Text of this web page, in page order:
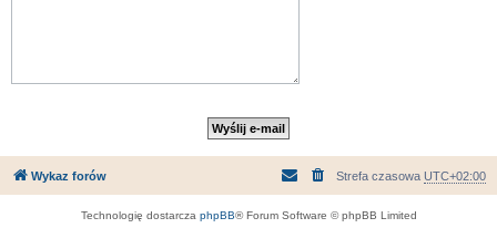
Wykaz forów Strefa czasowa UTC+02:00
Technologię dostarcza phpBB® Forum Software © phpBB Limited